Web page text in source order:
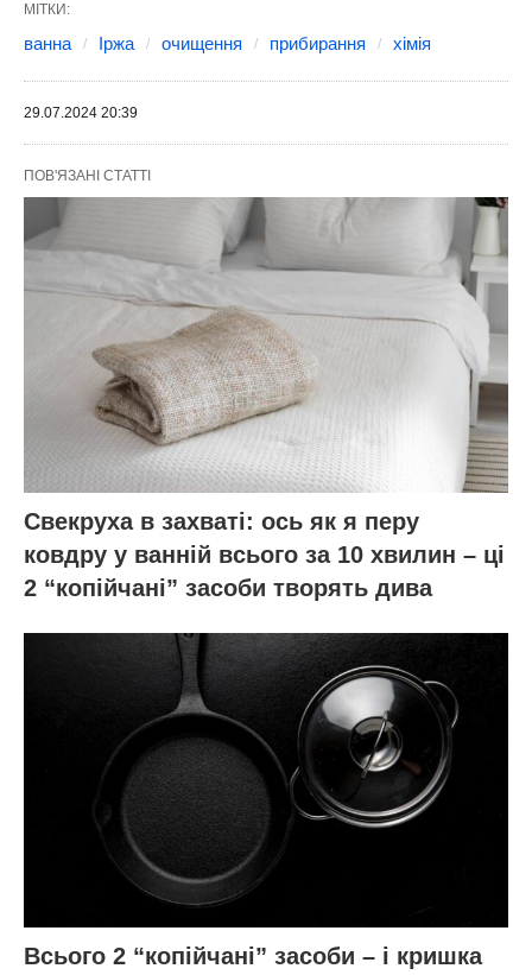
МІТКИ:
ванна Іржа очищення прибирання хімія
29.07.2024 20:39
ПОВ'ЯЗАНІ СТАТТІ
Свекруха в захваті: ось як я перу
ковдру у ванній всього за 10 хвилин – ці
2 “копійчані” засоби творять дива
Всього 2 “копійчані” засоби – і кришка